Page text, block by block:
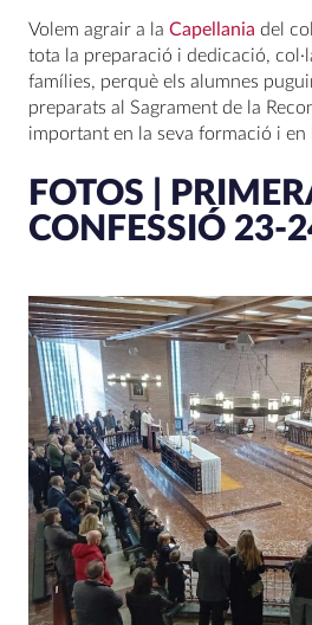
Volem agrair a la Capellania del
tota la preparació i dedicació,
famílies, perquè els alumnes
preparats al Sagrament de la
important en la seva formació i en
FOTOS |
CONFESSIÓ 23-